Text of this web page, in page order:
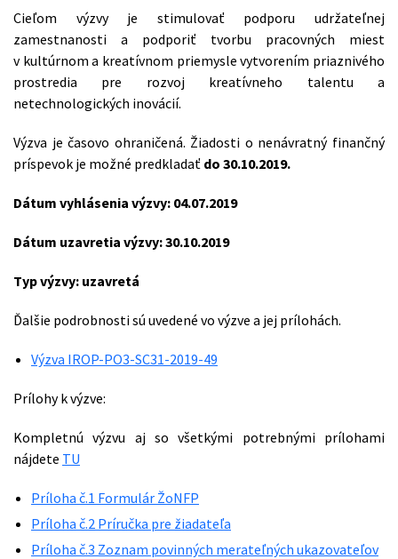
Cieľom výzvy je stimulovať podporu udržateľnej
zamestnanosti a podporiť tvorbu pracovných miest
v kultúrnom a kreatívnom priemysle vytvorením priaznivého
prostredia pre rozvoj kreatívneho talentu a
netechnologických inovácií.
Výzva je časovo ohraničená. Žiadosti o nenávratný finančný
príspevok je možné predkladať do 30.10.2019.
Dátum vyhlásenia výzvy: 04.07.2019
Dátum uzavretia výzvy: 30.10.2019
Typ výzvy: uzavretá
Ďalšie podrobnosti sú uvedené vo výzve a jej prílohách.
Výzva IROP-PO3-SC31-2019-49
Prílohy k výzve:
Kompletnú výzvu aj so všetkými potrebnými prílohami
nájdete TU
Príloha č.1 Formulár ŽoNFP
Príloha č.2 Príručka pre žiadateľa
Príloha č.3 Zoznam povinných merateľných ukazovateľov